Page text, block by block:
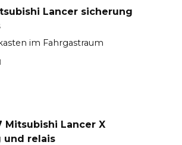
Lancer sicherung
im Fahrgastraum
Mitsubishi Lancer X
und relais